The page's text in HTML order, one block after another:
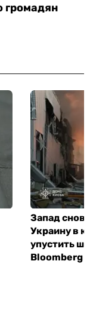
Запад
Украину в
упустить
Bloomberg